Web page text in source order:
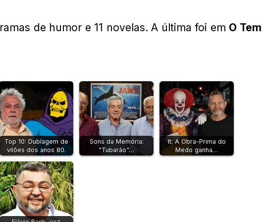
de humor e 11 novelas. A última foi em O
Top 10: Dublagem de
vilões dos anos 80.
Sons da Memória:
"Tubarão"…
It: A Obra-Prima do
Medo ganha…